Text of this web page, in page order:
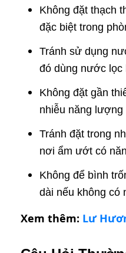
Không đặt thạch
đặc biệt trong
Tránh sử dụng
đó dùng nước
Không đặt gần
nhiễu năng lượng
Tránh đặt trong
nơi ẩm ướt có
Không để bình
dài nếu không có
Xem thêm: Lư